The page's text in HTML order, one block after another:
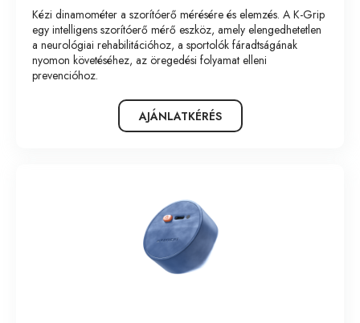
Kézi dinamométer a szorítóerő mérésére és elemzés. A K-Grip
egy intelligens szorítóerő mérő eszköz, amely elengedhetetlen
a neurológiai rehabilitációhoz, a sportolók fáradtságának
nyomon követéséhez, az öregedési folyamat elleni
prevencióhoz.
AJÁNLATKÉRÉS